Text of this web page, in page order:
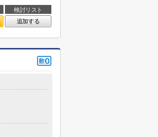
検討リスト
追加する